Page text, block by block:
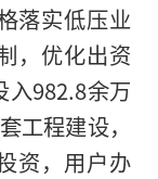
落实低压业
，优化出资
入982.8余万
工程建设，
资，用户办